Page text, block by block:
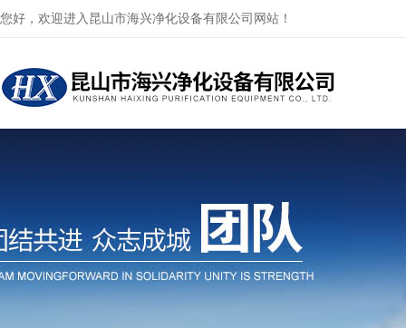
您好，欢迎进入昆山市海兴净化设备有限公司网站！